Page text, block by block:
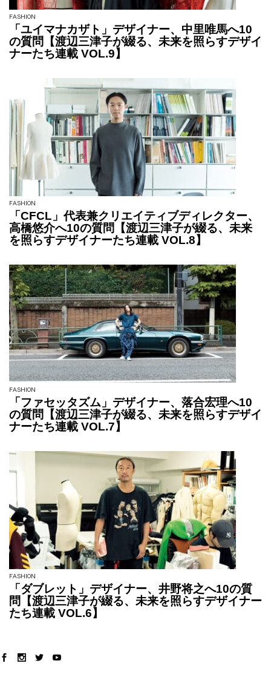
FASHION
「ユイマナカザト」デザイナー、中里唯馬へ10
の質問【渡辺三津子が綴る、未来を照らすデザイ
ナーたち連載 VOL.9】
FASHION
「CFCL」代表兼クリエイティブディレクター、
高橋悠介へ10の質問【渡辺三津子が綴る、未来
を照らすデザイナーたち連載 VOL.8】
FASHION
「ファセッタズム」デザイナー、落合宏理へ10
の質問【渡辺三津子が綴る、未来を照らすデザイ
ナーたち連載 VOL.7】
FASHION
「ダブレット」デザイナー、井野将之へ10の質
問【渡辺三津子が綴る、未来を照らすデザイナー
たち連載 VOL.6】